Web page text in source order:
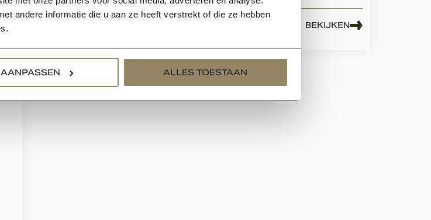
andere informatie die u aan ze heeft verstrekt of die ze hebben
AANPASSEN ALLES TOESTAAN
BEKIJKEN